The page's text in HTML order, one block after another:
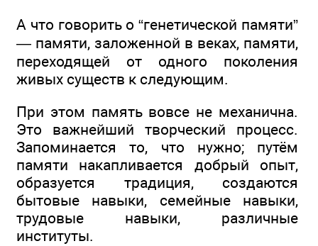
А что говорить о “генетической памяти”
— памяти, заложенной в веках, памяти,
переходящей от одного поколения
живых существ к следующим.
При этом память вовсе не механична.
Это важнейший творческий процесс.
Запоминается то, что нужно; путём
памяти накапливается добрый опыт,
образуется традиция, создаются
бытовые навыки, семейные навыки,
трудовые навыки, различные
институты.